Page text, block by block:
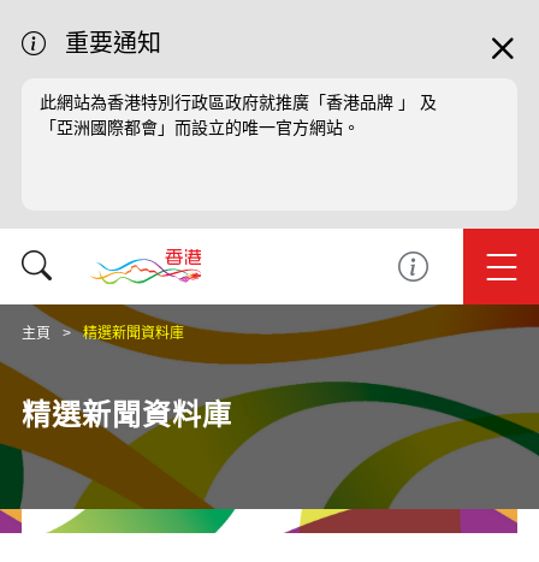
重要通知
此網站為香港特別行政區政府就推廣「香港品牌 」 及
「亞洲國際都會」而設立的唯一官方網站。
主頁 精選新聞資料庫
精選新聞資料庫